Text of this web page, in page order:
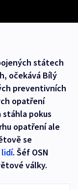
státech
očekává Bílý
preventivních
opatření
stáhla pokus
opatření ale
se
lidí. Šéf OSN
války.